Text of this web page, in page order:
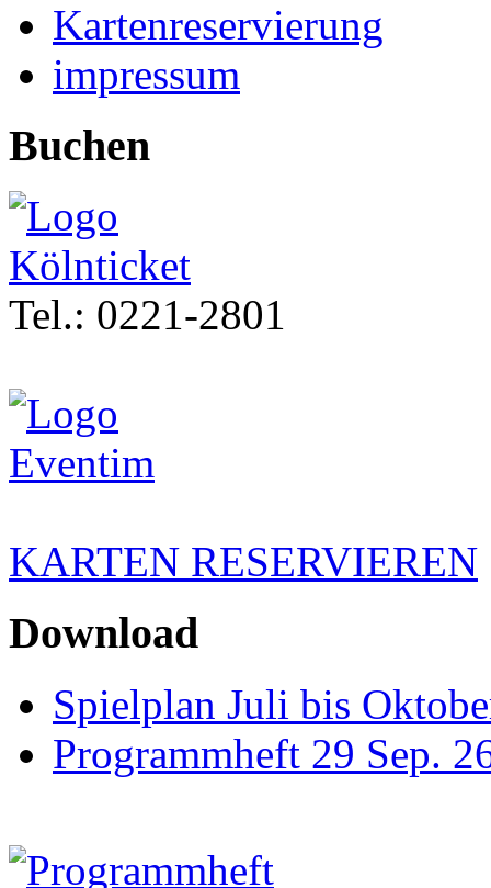
Kartenreservierung
impressum
Buchen
Tel.: 0221-2801
KARTEN RESERVIEREN
Download
Spielplan Juli bis
Programmheft 29 Sep.